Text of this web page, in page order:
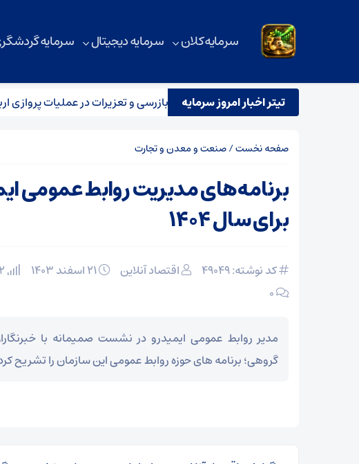
سرمایه کلان سرمایه دیجیتال سرمایه
تیتر اخبار امروز سرمایه
مشترک نظارتی سازمان هواپیمایی، بازرسی و تعزیرات در عملیات پروازی
صفحه نخست/صنعت و معدن و تجارت
برنامه‌های مدیریت روابط عمومی
برای سال ۱۴۰۴
کد نوشته: 49049 اقتصاد آنلاین
۰
مدیر روابط عمومی ایمیدرو در نشست صمیمانه با
گروهی؛ برنامه های حوزه روابط عمومی این سازمان را تشریح